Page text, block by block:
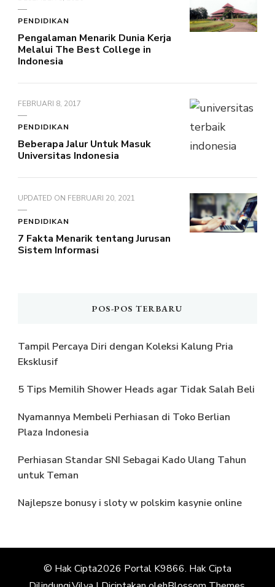
PENDIDIKAN
Pengalaman Menarik Dunia Kerja
Melalui The Best College in
Indonesia
FEBRUARI 8, 2017
PENDIDIKAN
Beberapa Jalur Untuk Masuk
Universitas Indonesia
UPDATED ON FEBRUARI 20, 2021
PENDIDIKAN
7 Fakta Menarik tentang Jurusan
Sistem Informasi
POS-POS TERBARU
Tampil Percaya Diri dengan Koleksi Kalung Pria
Eksklusif
5 Tips Memilih Shower Heads agar Tidak Salah Beli
Nyamannya Membeli Perhiasan di Toko Berlian
Plaza Indonesia
Perhiasan Standar SNI Sebagai Kado Ulang Tahun
untuk Teman
Najlepsze bonusy i sloty w polskim kasynie online
© Hak Cipta2026 Portal K9866. Hak Cipta